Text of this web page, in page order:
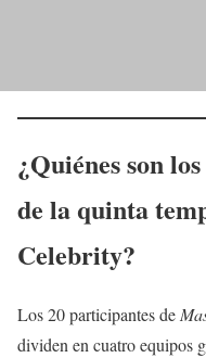
¿Quiénes son
de la quinta
Celebrity?
Los 20 participantes de
dividen en cuatro equipos